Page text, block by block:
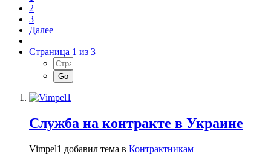
2
3
Далее
Страница 1 из 3
Служба на контракте в Украине
Vimpel1 добавил тема в Контрактникам